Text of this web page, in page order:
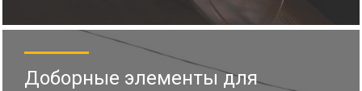
Доборные элементы для